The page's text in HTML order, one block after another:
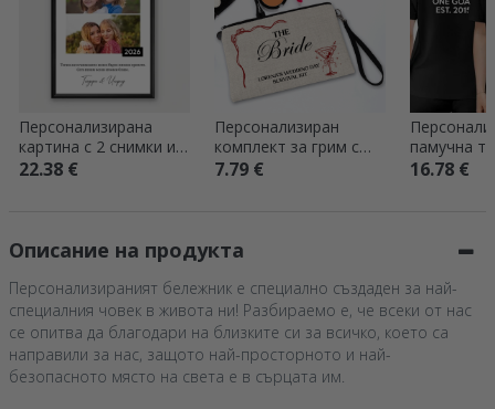
Персонализирана
картина с 2 снимки и
послание – Тогава и
22.38 €
Персонализиран
комплект за грим с
надпис – Екипът на
7.79 €
памучна
лого
16.78 €
Описание на продукта
Персонализираният бележник е специално създаден за най-
специалния човек в живота ни! Разбираемо е, че всеки от нас
се опитва да благодари на близките си за всичко, което са
направили за нас, защото най-просторното и най-
безопасното място на света е в сърцата им.